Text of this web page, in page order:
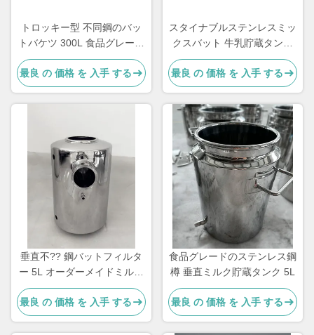
トロッキー型 不同鋼のバッ
トバケツ 300L 食品グレード
オーダーメイド
最良 の 価格 を 入手 する
スタイナブルステンレスミッ
クスバット 牛乳貯蔵タンク
3kg
最良 の 価格 を 入手 する
垂直不?? 鋼バットフィルタ
ー 5L オーダーメイドミルク
水分離機
最良 の 価格 を 入手 する
食品グレードのステンレス鋼
樽 垂直ミルク貯蔵タンク 5L
最良 の 価格 を 入手 する